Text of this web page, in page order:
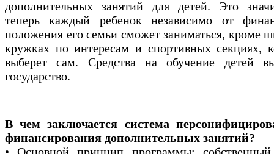
дополнительных занятий для детей. Это
теперь каждый ребенок независимо от
положения его семьи сможет заниматься, кроме
кружках по интересам и спортивных секциях,
выберет сам. Средства на обучение детей
государство.
В чем заключается система
финансирования дополнительных занятий?